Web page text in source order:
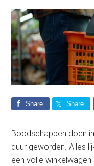
Share Share
Boodschappen doen
duur geworden. Alles
een volle